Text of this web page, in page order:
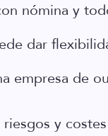
nómina y
dar
empresa de
y